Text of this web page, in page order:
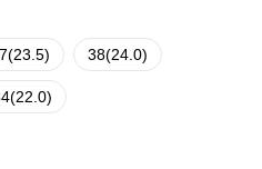
38(24.0)